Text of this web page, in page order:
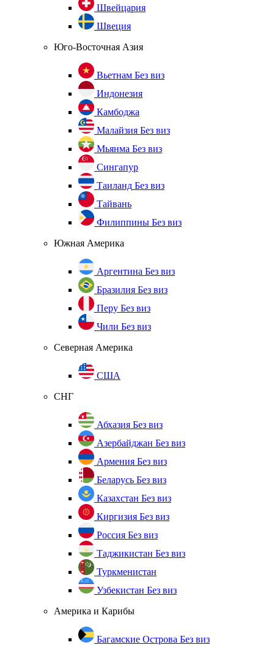
Швейцария
Швеция
Юго-Восточная Азия
Вьетнам Без виз
Индонезия
Камбоджа
Малайзия Без виз
Мьянма Без виз
Сингапур
Таиланд Без виз
Тайвань
Филиппины Без виз
Южная Америка
Аргентина Без виз
Бразилия Без виз
Перу Без виз
Чили Без виз
Северная Америка
США
СНГ
Абхазия Без виз
Азербайджан Без виз
Армения Без виз
Беларусь Без виз
Казахстан Без виз
Киргизия Без виз
Россия Без виз
Таджикистан Без виз
Туркменистан
Узбекистан Без виз
Америка и Карибы
Багамские Острова Без виз